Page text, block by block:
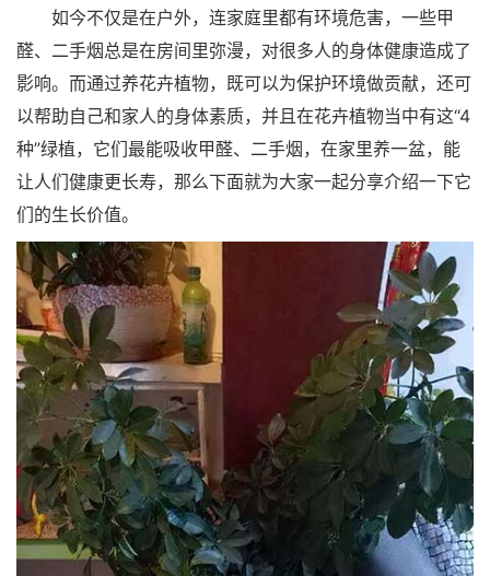
如今不仅是在户外，连家庭里都有环境危害，一些甲
醛、二手烟总是在房间里弥漫，对很多人的身体健康造成了
影响。而通过养花卉植物，既可以为保护环境做贡献，还可
以帮助自己和家人的身体素质，并且在花卉植物当中有这“4
种”绿植，它们最能吸收甲醛、二手烟，在家里养一盆，能
让人们健康更长寿，那么下面就为大家一起分享介绍一下它
们的生长价值。